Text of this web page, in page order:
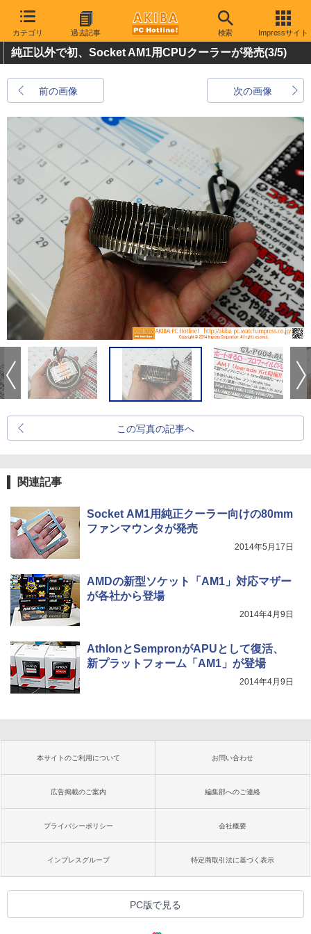
カテゴリ 過去記事 検索 Impressサイト
純正以外で初、Socket AM1用CPUクーラーが発売(3/5)
前の画像 次の画像
この写真の記事へ
関連記事
Socket AM1用純正クーラー向けの80mm
ファンマウンタが発売
2014年5月17日
AMDの新型ソケット「AM1」対応マザー
が各社から登場
2014年4月9日
AthlonとSempronがAPUとして復活、
新プラットフォーム「AM1」が登場
2014年4月9日
本サイトのご利用について お問い合わせ
広告掲載のご案内 編集部へのご連絡
プライバシーポリシー 会社概要
インプレスグループ 特定商取引法に基づく表示
PC版で見る